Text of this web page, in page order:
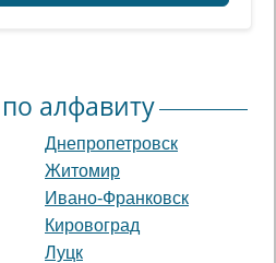
алфавиту
Днепропетровск
Житомир
Ивано-Франковск
Кировоград
Луцк